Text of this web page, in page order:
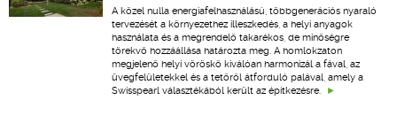
ÉPÍTÉSI JOG
ONLINE KÉPZÉSEK
TERVEZÉSI SEGÉDLETEK
A közel nulla energiafelhasználású, többgenerációs nyaraló
tervezését a környezethez illeszkedés, a helyi anyagok
használata és a megrendelő takarékos, de minőségre
törekvő hozzáállása határozta meg. A homlokzaton
megjelenő helyi vöröskő kiválóan harmonizál a fával, az
üvegfelületekkel és a tetőről átforduló palával, amely a
Swisspearl választékából került az építkezésre.